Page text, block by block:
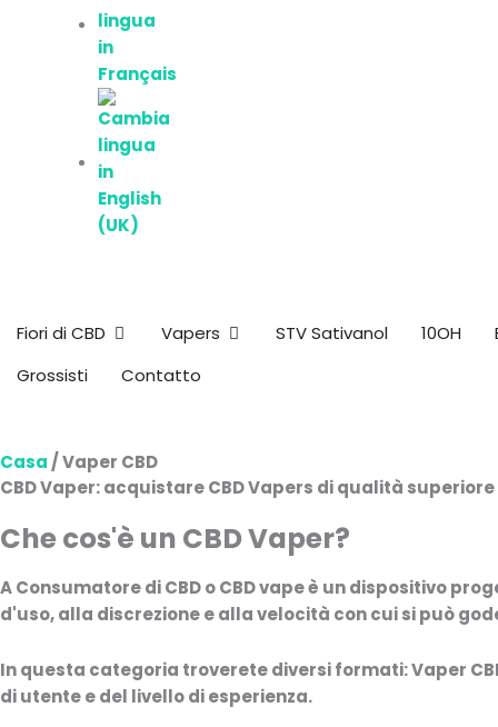
Fiori di CBD Apri Flores de CBD
Vapers Apri VapersSTV Sativanol 10OH
Grossisti
Contatto
Casa / Vaper CBD
CBD Vaper: acquistare CBD Vapers di qualità
Che cos'è un CBD Vaper?
AConsumatore di CBDoCBD vapeè un dispositivo
d'uso, alla discrezione e alla velocità con cui si può
In questa categoria troverete diversi formati:Vaper
di utente e del livello di esperienza.